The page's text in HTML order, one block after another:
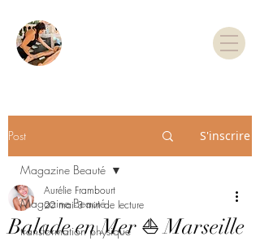
Post S'inscrire
Magazine Beauté
transformation physique
Magazine Beauté
Balade en Mer ⛵️ Marseille
Aurélie Frambourt
20 mai 3 min de lecture